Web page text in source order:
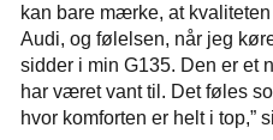
kan bare mærke, at
Audi, og følelsen, når jeg
sidder i min G135. Den er et
har været vant til. Det føles
hvor komforten er helt i top,”